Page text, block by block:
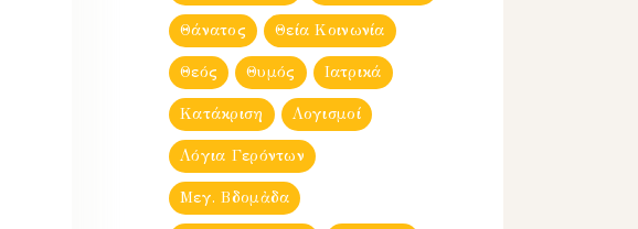
Θάνατος Θεία Κοινωνία
Θεός Θυμός Ιατρικά
Κατάκριση Λογισμοί
Λόγια Γερόντων
Μεγ. Βδομἀδα